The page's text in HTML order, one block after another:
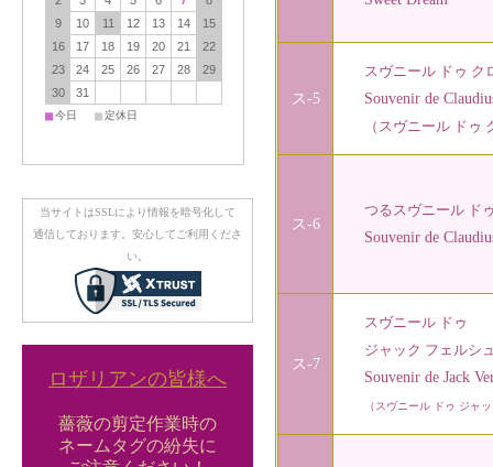
ス-5
スヴニール ドゥ ク
Souvenir de
（スヴニール ドゥ
ス-6
つるスヴニール ド
Souvenir de
ス-7
スヴニール ドゥ
ジャック フェルシ
Souvenir de Jack
（スヴニール ドゥ ジャ
9
10 11 12 13 14
15
16
17 18 19 20 21
22
23
24 25 26 27 28
29
30
31
■今日 ■定休日
当サイトはSSLにより情報を暗号化して
通信しております。安心してご利用くださ
い。
ロザリアンの皆様へ
薔薇の剪定作業時の
ネームタグの紛失に